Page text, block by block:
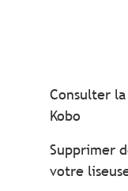
Consulter
Kobo
Supprimer
votre